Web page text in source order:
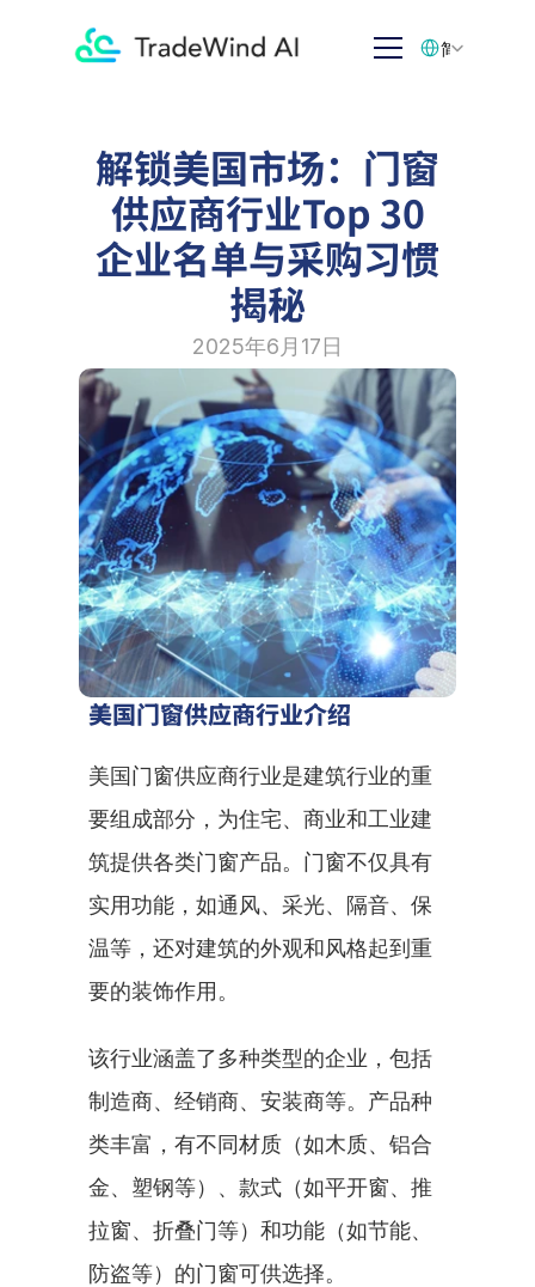
解锁美国市场：门窗
供应商行业Top 30
企业名单与采购习惯
揭秘
2025年6月17日
美国门窗供应商行业介绍
美国门窗供应商行业是建筑行业的重
要组成部分，为住宅、商业和工业建
筑提供各类门窗产品。门窗不仅具有
实用功能，如通风、采光、隔音、保
温等，还对建筑的外观和风格起到重
要的装饰作用。
该行业涵盖了多种类型的企业，包括
制造商、经销商、安装商等。产品种
类丰富，有不同材质（如木质、铝合
金、塑钢等）、款式（如平开窗、推
拉窗、折叠门等）和功能（如节能、
防盗等）的门窗可供选择。
简体中文